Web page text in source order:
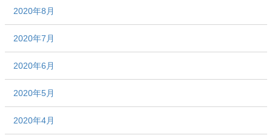
2020年8月
2020年7月
2020年6月
2020年5月
2020年4月